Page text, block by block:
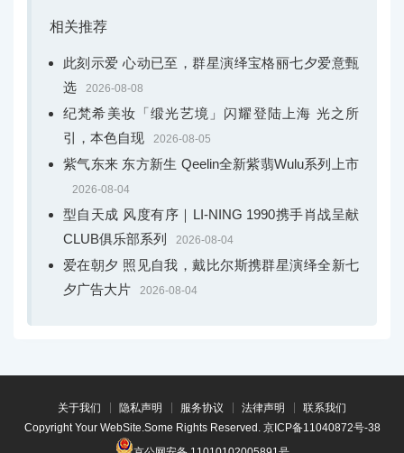
相关推荐
此刻示爱 心动已至，群星演绎宝格丽七夕爱意甄
选
2026-08-08
纪梵希美妆「缎光艺境」闪耀登陆上海 光之所
引，本色自现
2026-08-05
紫气东来 东方新生 Qeelin全新紫翡Wulu系列上市
2026-08-04
型自天成 风度有序｜LI-NING 1990携手肖战呈献
CLUB俱乐部系列
2026-08-04
爱在朝夕 照见自我，戴比尔斯携群星演绎全新七
夕广告大片
2026-08-04
关于我们 隐私声明 服务协议 法律声明
联系我们
Copyright Your WebSite.Some Rights Reserved. 京ICP备11040872号-38